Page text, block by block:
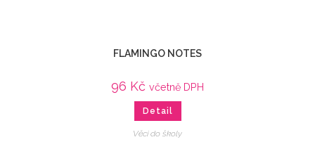
FLAMINGO NOTES
96 Kč včetně DPH
Detail
Věci do školy